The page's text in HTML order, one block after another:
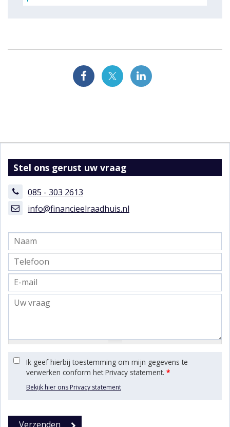
Stel ons gerust uw vraag
085 - 303 2613
info@financieelraadhuis.nl
Ik geef hierbij toestemming om mijn gegevens te
verwerken conform het Privacy statement. *
Bekijk hier ons Privacy statement